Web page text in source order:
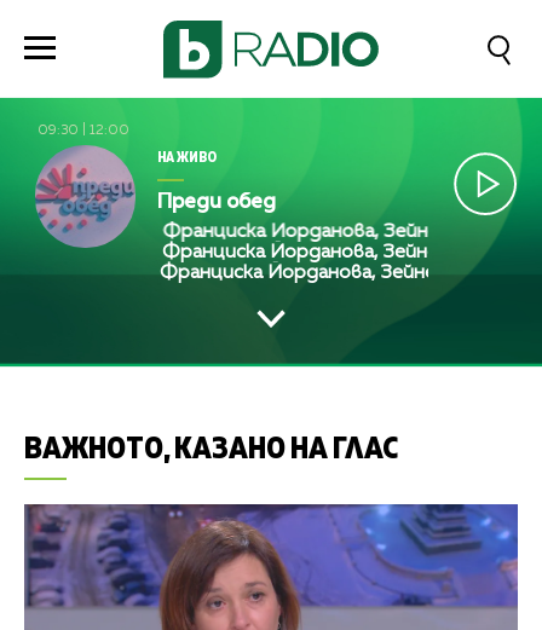
09:30 12:00
НА ЖИВО
Преди обед
Франциска Йорданова, Зейнеб
Франциска Йорданова, Зейнеб
Франциска Йорданова, Зейнеб
ВАЖНОТО, КАЗАНО НА ГЛАС